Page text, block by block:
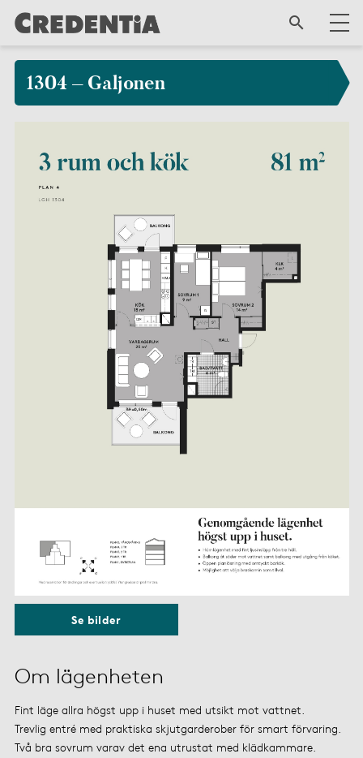
1304 – Galjonen
Om lägenheten
Fint läge allra högst upp i huset med utsikt mot vattnet.
Trevlig entré med praktiska skjutgarderober för smart förvaring.
Två bra sovrum varav det ena utrustat med klädkammare.
Se bilder